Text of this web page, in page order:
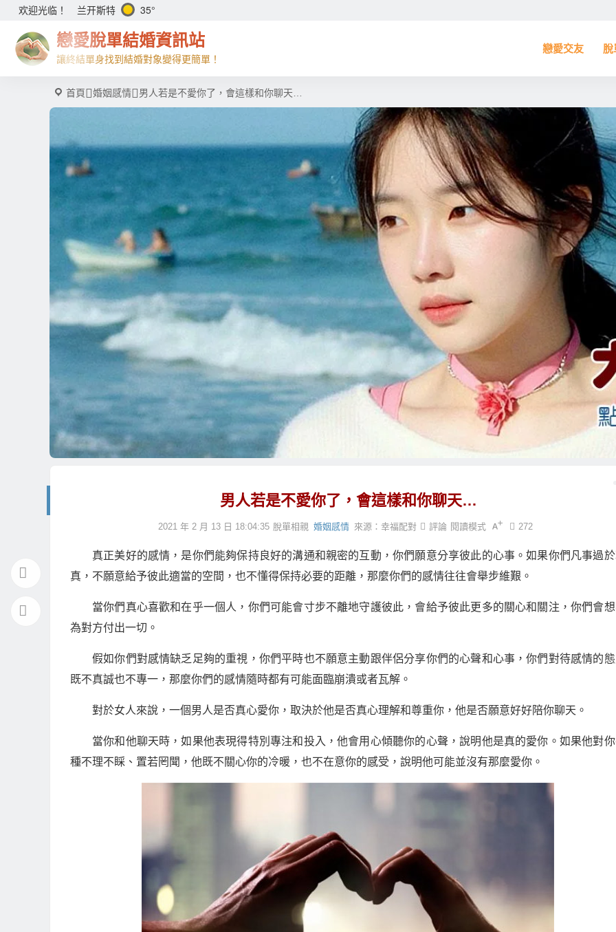
欢迎光临！ 兰开斯特 35°
戀愛脫單結婚資訊站
讓終結單身找到結婚對象變得更簡單！
戀愛交友 脫
首頁 婚姻感情 男人若是不愛你了，會這樣和你聊天…
男人若是不愛你了，會這樣和你聊天…
2021 年 2 月 13 日 18:04:35 脫單相親 婚姻感情 來源： 幸福配對 評論 272
閱讀模式
真正美好的感情，是你們能夠保持良好的溝通和親密的互動，你們願意分享彼此的心事。如果你們凡事過
真，不願意給予彼此適當的空間，也不懂得保持必要的距離，那麼你們的感情往往會舉步維艱。
當你們真心喜歡和在乎一個人，你們可能會寸步不離地守護彼此，會給予彼此更多的關心和關注，你們會
為對方付出一切。
假如你們對感情缺乏足夠的重視，你們平時也不願意主動跟伴侶分享你們的心聲和心事，你們對待感情的
既不真誠也不專一，那麼你們的感情隨時都有可能面臨崩潰或者瓦解。
對於女人來說，一個男人是否真心愛你，取決於他是否真心理解和尊重你，他是否願意好好陪你聊天。
當你和他聊天時，如果他表現得特別專注和投入，他會用心傾聽你的心聲，說明他是真的愛你。如果他對
種不理不睬、置若罔聞，他既不關心你的冷暖，也不在意你的感受，說明他可能並沒有那麼愛你。